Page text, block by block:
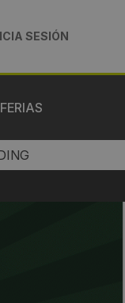
SESIÓN
FERIAS